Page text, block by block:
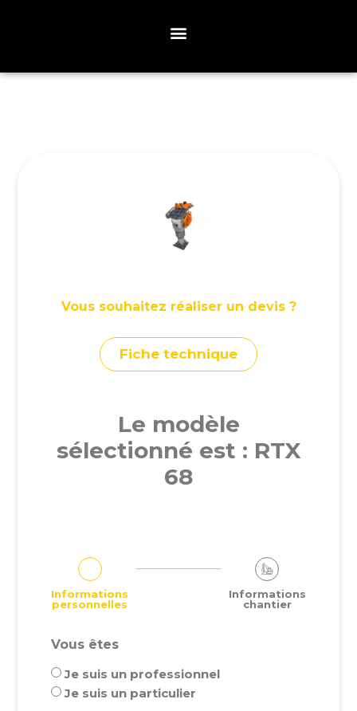
Vous souhaitez réaliser un devis ?
Fiche technique
Le modèle
sélectionné est : RTX
68
Informations
personnelles
Informations
chantier
Vous êtes
Je suis un professionnel
Je suis un particulier